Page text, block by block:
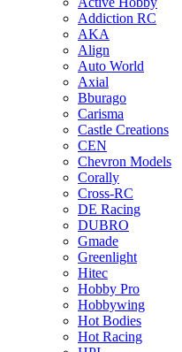
Addiction RC
AKA
Align
Auto World
Axial
Bburago
Carisma
Castle Creations
CEN
Chevron Models
Corally
Cross-RC
DE Racing
DUBRO
Gmade
Greenlight
Hitec
Hobby Pro
Hobbywing
Hot Bodies
Hot Racing